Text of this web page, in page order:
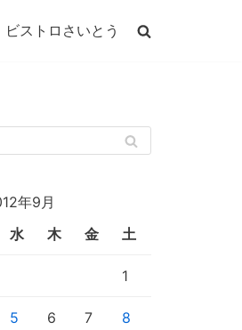
ビストロさいとう
年9月
水 木 金 土
1
5 6 7 8